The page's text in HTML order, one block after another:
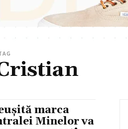
marca
Minelor va